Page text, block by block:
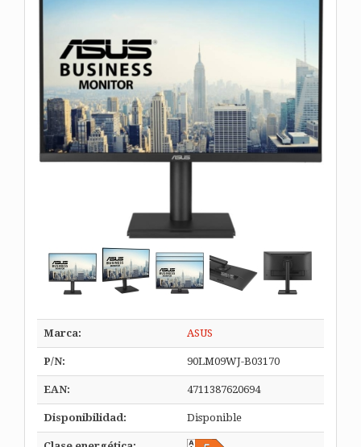
Marca: ASUS
P/N: 90LM09WJ-B03170
EAN: 4711387620694
Disponibilidad: Disponible